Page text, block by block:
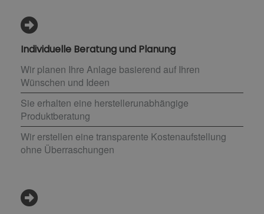
Individuelle Beratung und Planung
Wir planen Ihre Anlage basierend auf Ihren
Wünschen und Ideen
Sie erhalten eine herstellerunabhängige
Produktberatung
Wir erstellen eine transparente Kostenaufstellung
ohne Überraschungen